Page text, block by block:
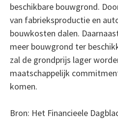
beschikbare bouwgrond.
van fabrieksproductie en
bouwkosten dalen.
meer bouwgrond ter
zal de grondprijs lager
maatschappelijk
komen.
Bron: Het Financieele